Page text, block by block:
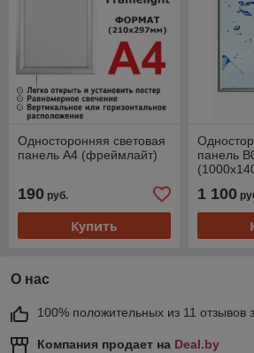
Односторонняя световая
панель А4 (фреймлайт)
190 руб.
Купить
панель
1 100
О нас
100% положительных из 11 отзывов
Компания продает на Deal.by